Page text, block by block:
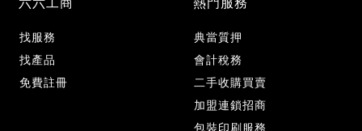
六六工商
找服務
找產品
免費註冊
熱門服務
典當質押
會計稅務
二手收購買賣
加盟連鎖招商
包裝印刷服務